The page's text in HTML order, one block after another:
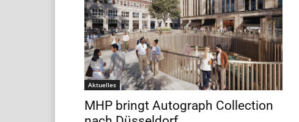
Aktuelles
MHP bringt Autograph Collection